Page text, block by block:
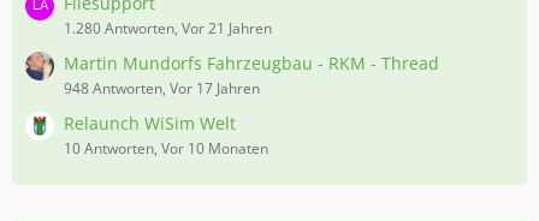
1.280 Antworten, Vor 21 Jahren
Martin Mundorfs Fahrzeugbau - RKM - Thread
948 Antworten, Vor 17 Jahren
Relaunch WiSim Welt
10 Antworten, Vor 10 Monaten